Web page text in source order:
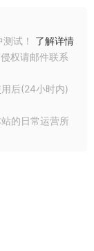
试！ 了解详情
权请邮件联系
后(24小时内)
的日常运营所